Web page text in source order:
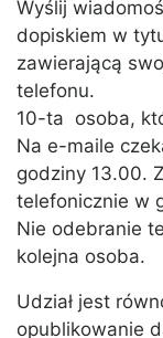
Wyślij
dopiskiem w
zawierającą
telefonu.
10-ta osoba,
Na e-maile
godziny 13.00.
telefonicznie w
Nie odebranie
kolejna osoba.
Udział jest
opublikowanie